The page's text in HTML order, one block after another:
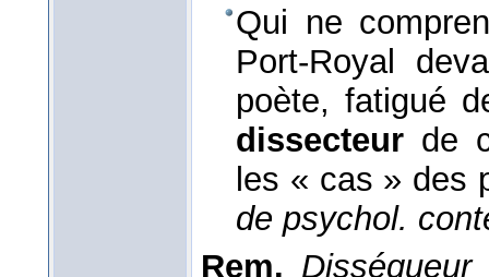
Qui ne
Port-Royal
poète, fatigué
dissecteur de
les « cas » des
de psychol.
Rem. Disséqueur